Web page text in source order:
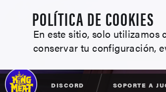
POLÍTICA DE COOKIES
En este sitio, solo
conservar tu configuración,
DISCORD SOPORTE A